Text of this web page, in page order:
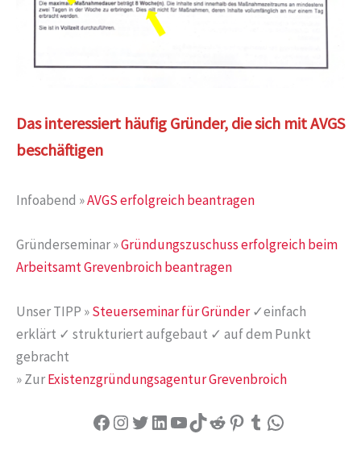
Das interessiert häufig Gründer, die sich mit AVGS
beschäftigen
Infoabend »AVGS erfolgreich beantragen
Gründerseminar »Gründungszuschuss erfolgreich beim
Arbeitsamt Grevenbroich beantragen
Unser TIPP »Steuerseminar für Gründer✓einfach
erklärt ✓ strukturiert aufgebaut ✓ auf dem Punkt
gebracht
» ZurExistenzgründungsagentur Grevenbroich
Facebook
Instagram
Twitter
LinkedIn
YouTube
TikTok
Reddit
Pinterest
Tumblr
WhatsApp